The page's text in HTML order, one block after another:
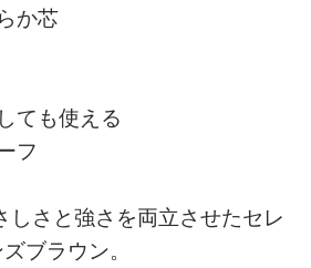
か芯
ても使える
フ
しさと強さを両立させたセレ
ブラウン。